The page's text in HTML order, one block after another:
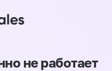
не работает